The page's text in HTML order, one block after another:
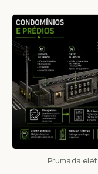
Prumada